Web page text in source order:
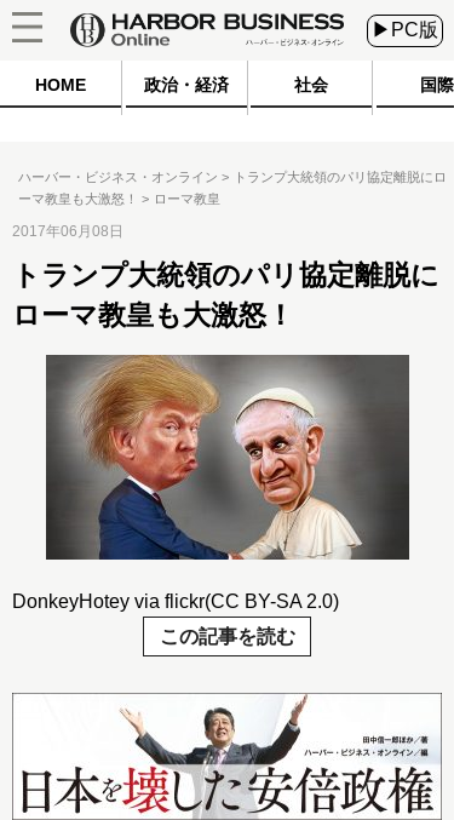
▶PC版
HOME 政治・経済 社会 国際
ハーバー・ビジネス・オンライン
トランプ大統領のパリ協定離脱にロ
ーマ教皇も大激怒！
ローマ教皇
2017年06月08日
トランプ大統領のパリ協定離脱に
ローマ教皇も大激怒！
DonkeyHotey via flickr(CC BY-SA 2.0)
この記事を読む